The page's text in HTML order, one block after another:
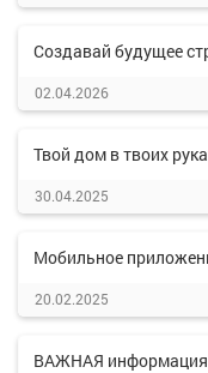
Создавай будущее
02.04.2026
Твой дом в твоих
30.04.2025
Мобильное
20.02.2025
ВАЖНАЯ